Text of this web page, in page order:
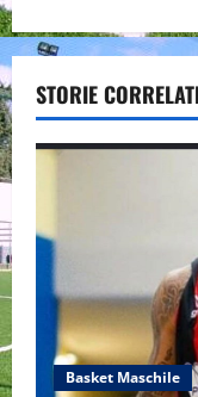
a
v
i
a
STORIE
Basket Maschile